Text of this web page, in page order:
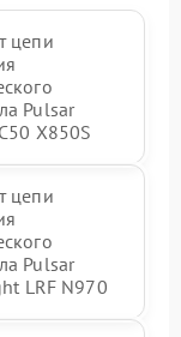
цепи
Pulsar
X850S
цепи
Pulsar
LRF N970